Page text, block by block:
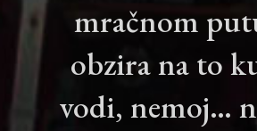
mračnom
obzira na to
vodi, nemoj…